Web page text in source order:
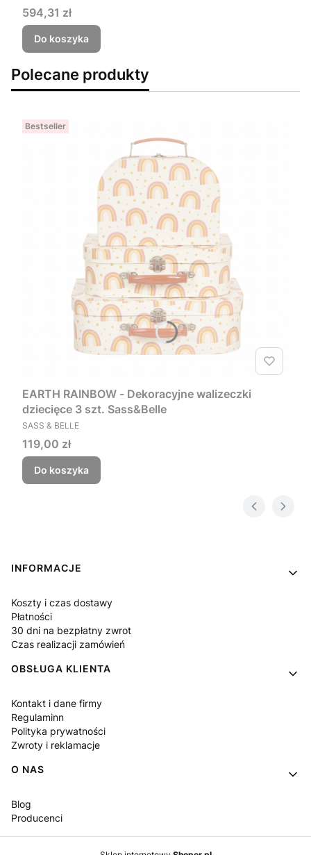
Cena
594,31 zł
Do koszyka
Polecane produkty
Bestseller
EARTH RAINBOW - Dekoracyjne walizeczki
dziecięce 3 szt. Sass&Belle
PRODUCENT
SASS & BELLE
Cena
119,00 zł
Do koszyka
Linki w stopce
INFORMACJE
Koszty i czas dostawy
Płatności
30 dni na bezpłatny zwrot
Czas realizacji zamówień
OBSŁUGA KLIENTA
Kontakt i dane firmy
Regulaminn
Polityka prywatności
Zwroty i reklamacje
O NAS
Blog
Producenci